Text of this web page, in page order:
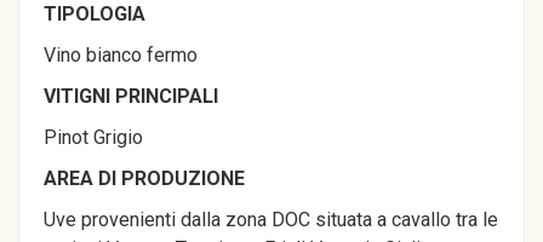
TIPOLOGIA
Vino bianco fermo
VITIGNI PRINCIPALI
Pinot Grigio
AREA DI PRODUZIONE
Uve provenienti dalla zona DOC situata a cavallo tra le